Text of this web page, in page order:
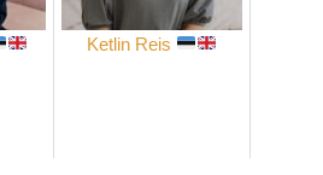
Ketlin Reis